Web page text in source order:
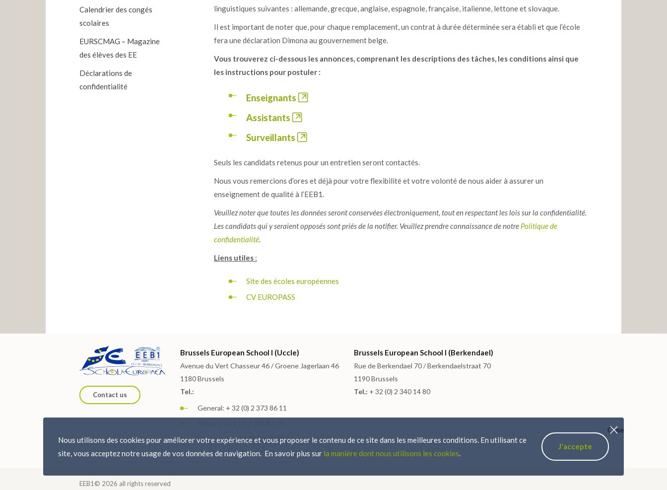
Calendrier des congés
scolaires
EURSCMAG – Magazine
des élèves des EE
Déclarations de
confidentialité
linguistiques suivantes : allemande, grecque, anglaise, espagnole, française, italienne, lettone et slovaque.
Il est important de noter que, pour chaque remplacement, un contrat à durée déterminée sera établi et que l’école
fera une déclaration Dimona au gouvernement belge.
Vous trouverez ci-dessous les annonces, comprenant les descriptions des tâches, les conditions ainsi que
les instructions pour postuler :
Enseignants
Assistants
Surveillants
Seuls les candidats retenus pour un entretien seront contactés.
Nous vous remercions d’ores et déjà pour votre flexibilité et votre volonté de nous aider à assurer un
enseignement de qualité à l’EEB1.
Veuillez noter que toutes les données seront conservées électroniquement, tout en respectant les lois sur la confidentialité.
Les candidats qui y seraient opposés sont priés de la notifier. Veuillez prendre connaissance de notre Politique de
confidentialité.
Liens utiles :
Site des écoles européennes
CV EUROPASS
Contact us
Brussels European School I (Uccle)
Avenue du Vert Chasseur 46 / Groene Jagerlaan 46
1180 Brussels
Tel.:
General: + 32 (0) 2 373 86 11
Secondary: +32 (0) 2 373 88 73
Brussels European School I (Berkendael)
Rue de Berkendael 70 / Berkendaelstraat 70
1190 Brussels
Tel.: + 32 (0) 2 340 14 80
EEB1© 2026 all rights reserved
Nous utilisons des cookies pour améliorer votre expérience et vous proposer le contenu de ce site dans les meilleures conditions. En utilisant ce
site, vous acceptez notre usage de vos données de navigation. En savoir plus sur la manière dont nous utilisons les cookies.
J'accepte
Close